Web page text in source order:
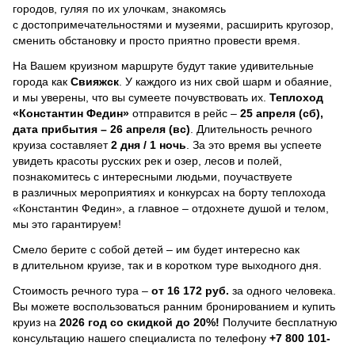
городов, гуляя по их улочкам, знакомясь
с достопримечательностями и музеями, расширить кругозор,
сменить обстановку и просто приятно провести время.
На Вашем круизном маршруте будут такие удивительные
города как Свияжск . У каждого из них свой шарм и обаяние,
и мы уверены, что вы сумеете почувствовать их. Теплоход
«Константин Федин» отправится в рейс – 25 апреля (сб),
дата прибытия – 26 апреля (вс) . Длительность речного
круиза составляет2 дня / 1 ночь За это время вы успеете
увидеть красоты русских рек и озер, лесов и полей,
познакомитесь с интересными людьми, поучаствуете
в различных мероприятиях и конкурсах на борту теплохода
«Константин Федин», а главное – отдохнете душой и телом,
мы это гарантируем!
Смело берите с собой детей – им будет интересно как
в длительном круизе, так и в коротком туре выходного дня.
Стоимость речного тура – от 16 172 руб. за одного человека.
Вы можете воспользоваться ранним бронированием и купить
круиз на 2026 год со скидкой до 20%! Получите бесплатную
консультацию нашего специалиста по телефону +7 800 101-